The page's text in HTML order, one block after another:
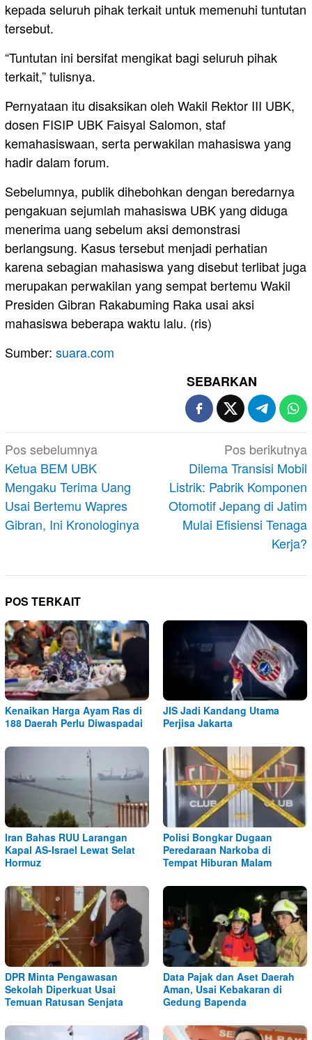
kepada seluruh pihak terkait untuk memenuhi tuntutan
tersebut.
“Tuntutan ini bersifat mengikat bagi seluruh pihak
terkait,” tulisnya.
Pernyataan itu disaksikan oleh Wakil Rektor III UBK,
dosen FISIP UBK Faisyal Salomon, staf
kemahasiswaan, serta perwakilan mahasiswa yang
hadir dalam forum.
Sebelumnya, publik dihebohkan dengan beredarnya
pengakuan sejumlah mahasiswa UBK yang diduga
menerima uang sebelum aksi demonstrasi
berlangsung. Kasus tersebut menjadi perhatian
karena sebagian mahasiswa yang disebut terlibat juga
merupakan perwakilan yang sempat bertemu Wakil
Presiden Gibran Rakabuming Raka usai aksi
mahasiswa beberapa waktu lalu. (ris)
Sumber: suara.com
SEBARKAN
Navigasi
pos
Pos sebelumnya
Ketua BEM UBK
Mengaku Terima Uang
Usai Bertemu Wapres
Gibran, Ini Kronologinya
Pos berikutnya
Dilema Transisi Mobil
Listrik: Pabrik Komponen
Otomotif Jepang di Jatim
Mulai Efisiensi Tenaga
Kerja?
POS TERKAIT
Kenaikan Harga Ayam Ras di
188 Daerah Perlu Diwaspadai
JIS Jadi Kandang Utama
Perjisa Jakarta
Iran Bahas RUU Larangan
Kapal AS-Israel Lewat Selat
Hormuz
Polisi Bongkar Dugaan
Peredaraan Narkoba di
Tempat Hiburan Malam
DPR Minta Pengawasan
Sekolah Diperkuat Usai
Temuan Ratusan Senjata
Data Pajak dan Aset Daerah
Aman, Usai Kebakaran di
Gedung Bapenda